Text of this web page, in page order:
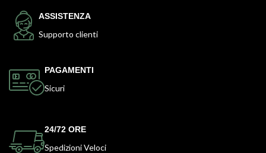
ASSISTENZA
Supporto clienti
PAGAMENTI
Sicuri
24/72 ORE
Spedizioni Veloci